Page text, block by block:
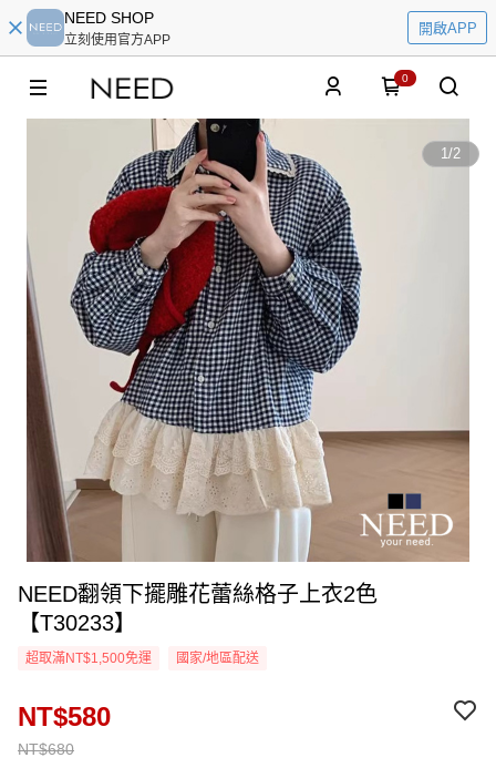
NEED SHOP
立刻使用官方APP
開啟APP
0
1/2
NEED翻領下擺雕花蕾絲格子上衣2色
【T30233】
超取滿NT$1,500免運 國家/地區配送
NT$680
NT$580